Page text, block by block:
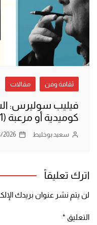
ثقافة وفن مقالات
فيليب سوليرس:
كوميدية أو مرعبة (1-2)
سعيد بوخليط 2026
اترك تعليقاً
لن يتم نشر عنوان بريدك
التعليق *